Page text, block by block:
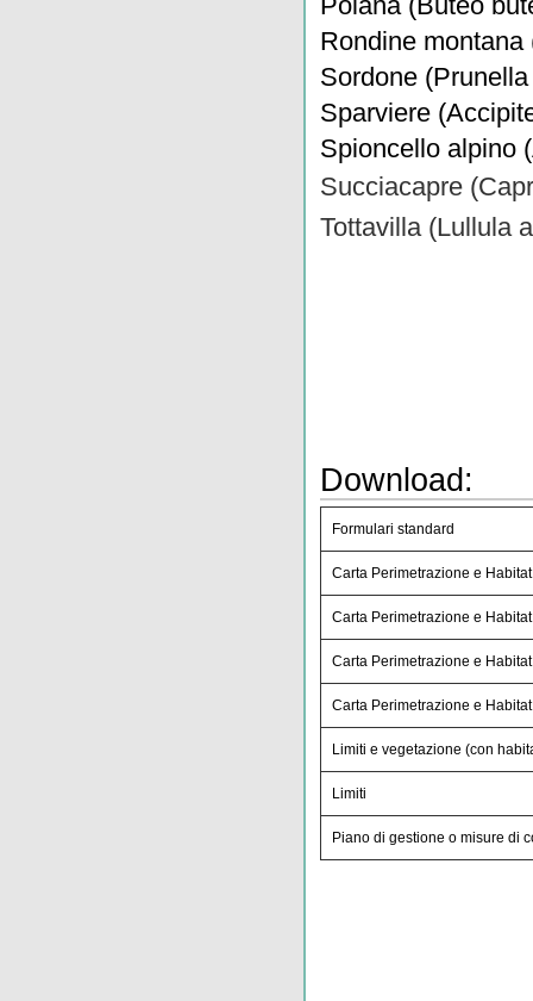
Rondine
Sordone
Sparviere
Spioncello alpino
Succiacapre
Tottavilla (Lullula
Download:
Formulari standard
Carta Perimetrazione e
Carta Perimetrazione e
Carta Perimetrazione e
Carta Perimetrazione e
Limiti e vegetazione (con
Limiti
Piano di gestione o misure di